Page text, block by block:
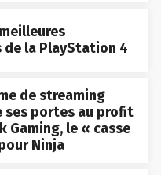
la PlayStation 4
de streaming
ses portes au profit
Gaming, le « casse
Ninja